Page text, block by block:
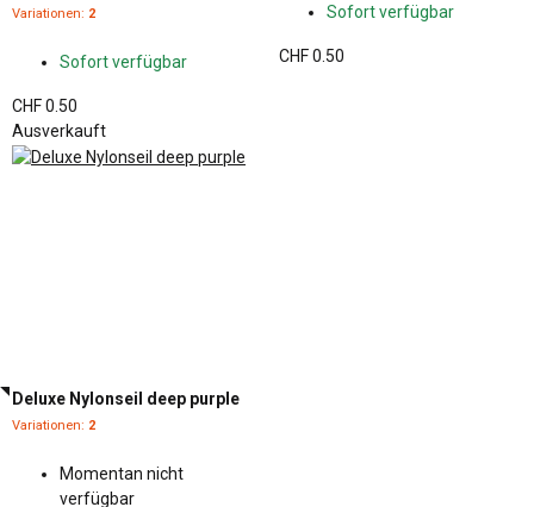
Variationen: 2
Sofort verfügbar
CHF 0.50
Sofort verfügbar
CHF 0.50
Ausverkauft
Deluxe Nylonseil deep purple
Variationen: 2
Momentan nicht
verfügbar